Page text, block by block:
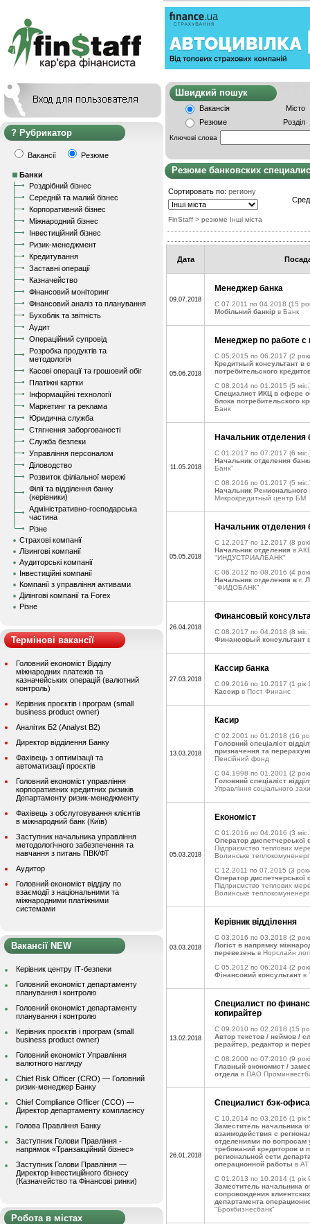
Рубрикатор
Вакансії Резюме
Банки
Роздрібний бізнес
Середній та малий бізнес
Корпоративний бізнес
Міжнародний бізнес
Інвестиційний бізнес
Ризик-менеджмент
Кредитування
Заставні операції
Казначейство
Фінансовий моніторинг
Фінансовий аналіз та планування
Бухоблік та звітність
Аудит
Операційний супровід
Розробка продуктів та
методологія
Касові операції та грошовий обіг
Платіжні картки
Інформаційні технології
Маркетинг та реклама
Юридична служба
Стягнення заборгованості
Служба безпеки
Управління персоналом
Діловодство
Розвиток філіальної мережі
Філії та відділення банку
(керівники)
Адміністративно-господарська
частина
Різне
Страхові компанії
Лізингові компанії
Аудиторські компанії
Інвестиційні компанії
Компанії з управління активами
Ділінгові компанії та Forex
Різне
Термінові вакансії
Головний економіст Відділу
міжнародних платежів та
казначейських операцій (валютний
контроль)
Керівник проєктів і програм (small
business product owner)
Аналітик Б2 (Analyst B2)
Директор відділення Банку
Фахівець з оптимізації та
автоматизації проєктів
Головний економіст управління
корпоративних кредитних ризиків
Департаменту ризик-менеджменту
Фахівець з обслуговування клієнтів
в міжнародний банк (Київ)
Заступник начальника управління
методологічного забезпечення та
навчання з питань ПВК/ФТ
Аудитор
Головний економіст відділу по
взаємодії з національними та
міжнародними платіжними
системами
Вакансії NEW
Керівник центру ІТ-безпеки
Головний економіст департаменту
планування і контролю
Головний економіст департаменту
планування і контролю
Керівник проєктів і програм (small
business product owner)
Головний економіст Управління
валютного нагляду
Chief Risk Officer (CRO) — Головний
ризик-менеджер Банку
Chief Compliance Officer (CCO) —
Директор департаменту комплаєнсу
Голова Правління Банку
Заступник Голови Правління -
напрямок «Транзакційний бізнес»
Заступник Голови Правління —
Директор інвестиційного бізнесу
(Казначейство та Фінансові ринки)
Робота в містах
Швидкий
Вакансія
Місто
Резюме
Розділ
Ключові слова
Резюме банковских
Сортировать по: региону
FinStaff > резюме Інші міста
Дата
09.07.2018
Менеджер банка
C 07.2011 по 04.2018 (15
Мобільний банкір в Банк
05.06.2018
Менеджер по работе с
C 05.2015 по 06.2017 (2
Кредитный консультант в
потребительского
C 08.2014 по 01.2015 (5
Специалист ИКЦ в сфере
блока потребительского
Банк
11.05.2018
Начальник отделения
C 01.2017 по 07.2017 (6
Начальник отделения
Банк"
C 08.2016 по 01.2017 (5
Начальник Ренионального
Микрокредитный центр БМ
05.05.2018
Начальник отделения
C 12.2017 по 12.2017 (8
Начальник отделения в
"ИНДУСТРИАЛБАНК"
C 06.2012 по 08.2016 (4
Начальник отделения в г.
"ФИДОБАНК"
26.04.2018
Финансовый
C 08.2017 по 04.2018 (8
Финансовый консультант
27.03.2018
Кассир банка
C 09.2016 по 10.2017 (1 рік
Кассир в Пост Финанс
13.03.2018
Касир
C 02.2001 по 01.2018 (16
Головний спеціаліст
призначення та
Пенсійний фонд
C 04.1998 по 01.2001 (2
Головний спеціаліст
Управління соціального
05.03.2018
Економіст
C 01.2016 по 04.2016 (3
Оператор диспетчерської
Підприємство теплових
Волинське
C 12.2011 по 07.2015 (3
Оператор диспетчерської
Підприємство теплових
Волинське
03.03.2018
Керівник відділення
C 03.2016 по 03.2018 (2
Логіст в напрямку
перевезень в Норслайн
C 05.2012 по 06.2014 (2
Фінансовий консультант в
13.02.2018
Специалист по
копирайтер
C 09.2010 по 02.2018 (15
Автор текстов / неймов /
рерайтер, редактор и
C 08.2000 по 07.2010 (9
Главный экономист /
отдела в ПАО
26.01.2018
Специалист бэк-офиса
C 10.2014 по 03.2016 (1 рік
Заместитель начальника
взаимодействия с
отделениями по вопросам
требований кредиторов и
региональной сети
операционной работы в АТ
C 01.2013 по 10.2014 (1 рік
Заместитель начальника
сопровождения
департамента
"Брокбизнесбанк"